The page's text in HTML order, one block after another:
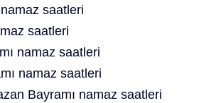
saatleri
saatleri
namaz saatleri
namaz saatleri
Bayramı namaz saatleri